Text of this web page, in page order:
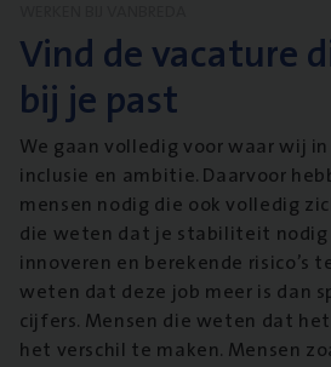
Vind de vacature
bij je past
We gaan volledig voor waar wij
inclusie en ambitie. Daarvoor
mensen nodig die ook volledig
die weten dat je stabiliteit
innoveren en berekende risico’s
weten dat deze job meer is dan
cijfers. Mensen die weten dat
het verschil te maken. Mensen